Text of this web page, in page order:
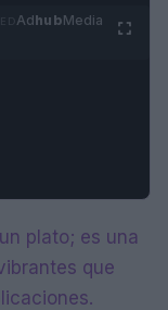
AdhubMedia
plato; es una
que